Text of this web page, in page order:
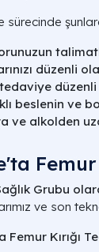
sürecinde
düzenli
düzenli
beslenin ve
ve alkolden
Femur
Grubu
ve son
Femur Kırığı